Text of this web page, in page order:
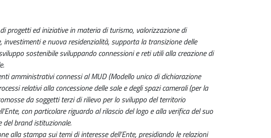
progetti ed iniziative in materia di turismo, valorizzazione di
e nuova residenzialità, supporta la transizione delle
sostenibile sviluppando connessioni e reti utili alla creazione di
amministrativi connessi al MUD (Modello unico di dichiarazione
relativi alla concessione delle sale e degli spazi camerali (per la
da soggetti terzi di rilievo per lo sviluppo del territorio
con particolare riguardo al rilascio del logo e alla verifica del suo
del brand istituzionale.
alla stampa sui temi di interesse dell’Ente, presidiando le relazioni